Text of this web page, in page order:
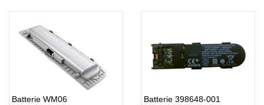
Batterie WM06
Batterie 398648-001